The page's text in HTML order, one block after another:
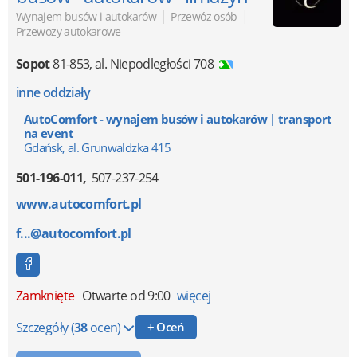
Wynajem busów i autokarów | Przewóz osób |
Przewozy autokarowe
Sopot81-853,al. Niepodległości 708
inne oddziały
AutoComfort - wynajem busów i autokarów | transport
na event
Gdańsk, al. Grunwaldzka 415
501-196-011 507-237-254
www.autocomfort.pl
f...@autocomfort.pl
Zamknięte Otwarte od 9:00 więcej
Szczegóły(38ocen) + Oceń